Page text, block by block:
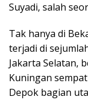
Suyadi, salah
Tak hanya di
terjadi di
Jakarta Selatan,
Kuningan
Depok bagian